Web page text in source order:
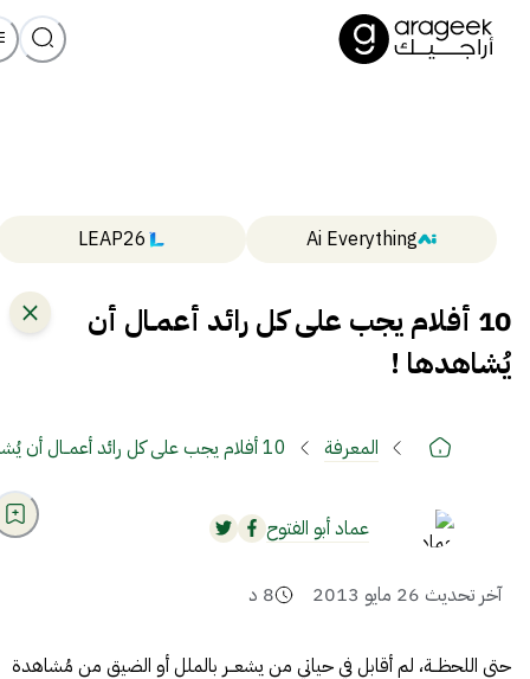
Ai Everything
LEAP26
10 أفلام يجب على كل رائد أعمــال أن
يُشاهدها !
المعرفة 10 أفلام يجب على كل رائد أعمــال أن يُشاهدها !
عماد أبو الفتوح
آخر تحديث 26 مايو 2013 8 د
حتى اللحظــة، لم أقابل في حياتي من يشعــر بالملل أو الضيق من مُشاهدة